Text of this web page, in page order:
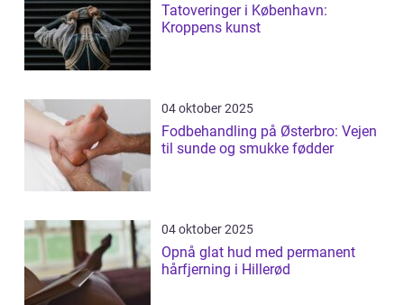
Tatoveringer i København:
Kroppens kunst
04 oktober 2025
Fodbehandling på Østerbro: Vejen
til sunde og smukke fødder
04 oktober 2025
Opnå glat hud med permanent
hårfjerning i Hillerød